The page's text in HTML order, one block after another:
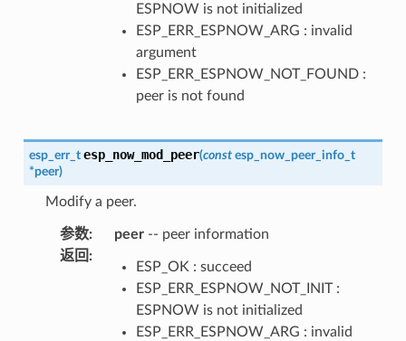
ESPNOW is not initialized
ESP_ERR_ESPNOW_ARG : invalid
argument
ESP_ERR_ESPNOW_NOT_FOUND :
peer is not found
esp_err_t esp_now_mod_peer(const esp_now_peer_info_t
*peer)
Modify a peer.
参数: peer-- peer information
返回 :
ESP_OK : succeed
ESP_ERR_ESPNOW_NOT_INIT :
ESPNOW is not initialized
ESP_ERR_ESPNOW_ARG : invalid